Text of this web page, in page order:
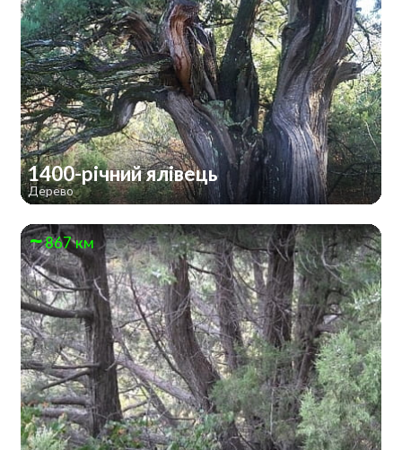
1400-річний ялівець
Дерево
867 км